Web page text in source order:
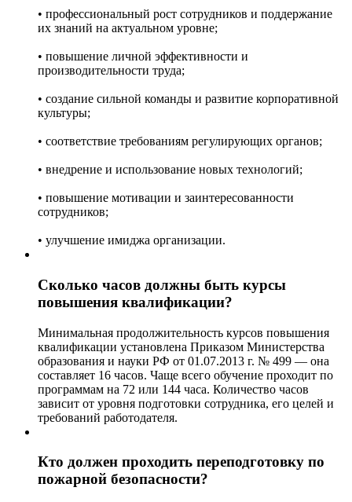
• профессиональный рост сотрудников и поддержание
их знаний на актуальном уровне;
• повышение личной эффективности и
производительности труда;
• создание сильной команды и развитие корпоративной
культуры;
• соответствие требованиям регулирующих органов;
• внедрение и использование новых технологий;
• повышение мотивации и заинтересованности
сотрудников;
• улучшение имиджа организации.
Сколько часов должны быть курсы
повышения квалификации?
Минимальная продолжительность курсов повышения
квалификации установлена Приказом Министерства
образования и науки РФ от 01.07.2013 г. № 499 — она
составляет 16 часов. Чаще всего обучение проходит по
программам на 72 или 144 часа. Количество часов
зависит от уровня подготовки сотрудника, его целей и
требований работодателя.
Кто должен проходить переподготовку по
пожарной безопасности?